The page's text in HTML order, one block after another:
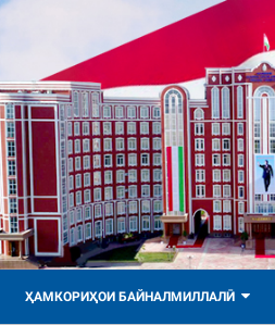
ҲАМКОРИҲОИ БАЙНАЛМИЛЛАЛӢ